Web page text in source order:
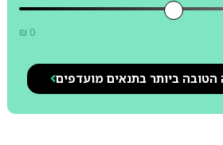
₪ 0
ביותר בתנאים מועדפים